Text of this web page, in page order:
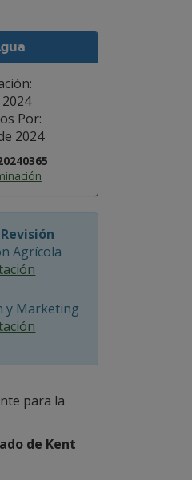
Por:
2024
Agrícola
y Marketing
para la
de Kent